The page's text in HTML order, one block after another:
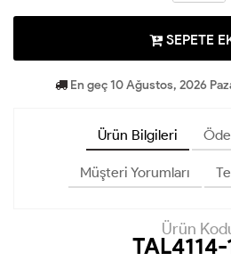
SEPETE
En geç 10 Ağustos, 2026
Ürün Bilgileri
Müşteri Yorumları
Ürün